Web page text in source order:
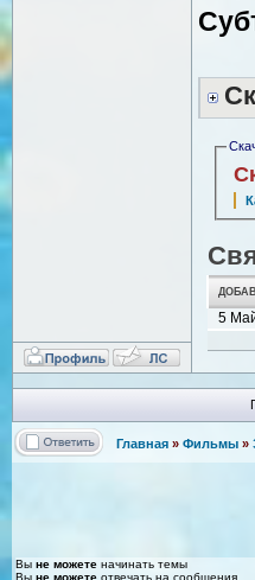
5
Главная » Фильмы »
Вы не можете начинать темы
Вы не можете отвечать на сообщения